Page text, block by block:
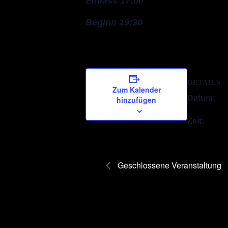
Beginn 19:30
Zum Kalender
hinzufügen
DETAILS
Datum:
Zeit:
Geschlossene Veranstaltung